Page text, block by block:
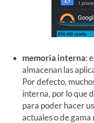
memoria interna:
almacenan las
Por defecto,
interna, por lo que
para poder hacer
actuales o de gama